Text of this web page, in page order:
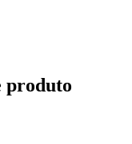
produto